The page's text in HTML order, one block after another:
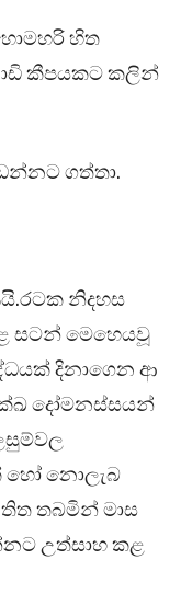
හිත
කීපයකට කලින්
ගත්තා.
නිදහස
සටන් මෙහෙයවූ
දිනාගෙන ආ
දෝමනස්සයන්
හෝ නොලැබ
තබමින් මාස
උත්සාහ කළ